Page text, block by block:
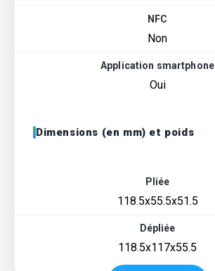
NFC
Non
Application smartphone
Oui
Dimensions (en mm) et poids
Pliée
118.5x55.5x51.5
Dépliée
118.5x117x55.5